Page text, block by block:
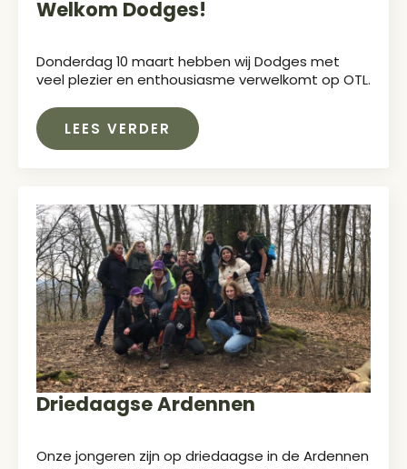
Welkom Dodges!
Donderdag 10 maart hebben wij Dodges met
veel plezier en enthousiasme verwelkomt op OTL.
LEES VERDER
Driedaagse Ardennen
Onze jongeren zijn op driedaagse in de Ardennen